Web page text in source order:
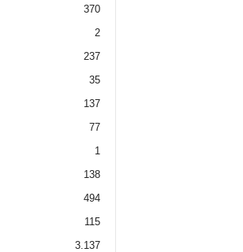
370
2
237
35
137
77
1
138
494
115
3.137